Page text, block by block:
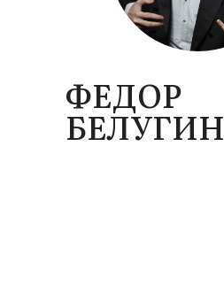
ФЕДОР
БЕЛУГИН